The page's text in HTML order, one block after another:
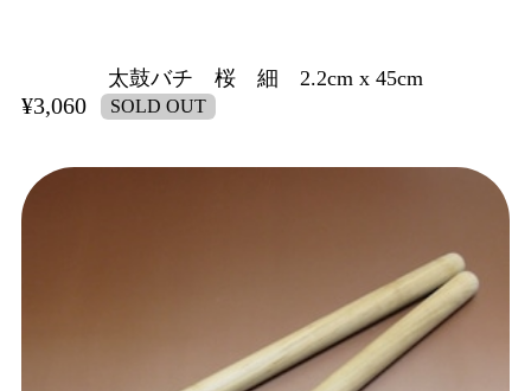
太鼓バチ 桜 細 2.2cm x 45cm
¥3,060 SOLD OUT